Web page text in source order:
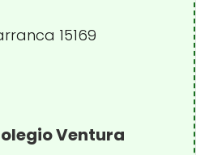
15169
Ventura